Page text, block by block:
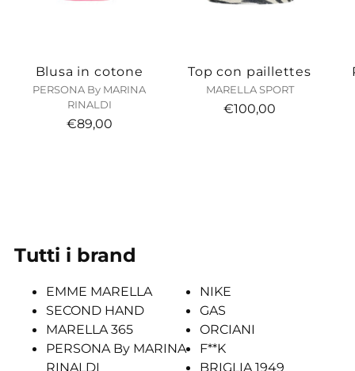
Blusa in cotone
PERSONA By MARINA
RINALDI
€89,00
Top con paillettes
MARELLA SPORT
€100,00
Tutti i brand
EMME MARELLA
SECOND HAND
MARELLA 365
PERSONA By MARINA
RINALDI
NIKE
GAS
ORCIANI
F**K
BRIGLIA 1949